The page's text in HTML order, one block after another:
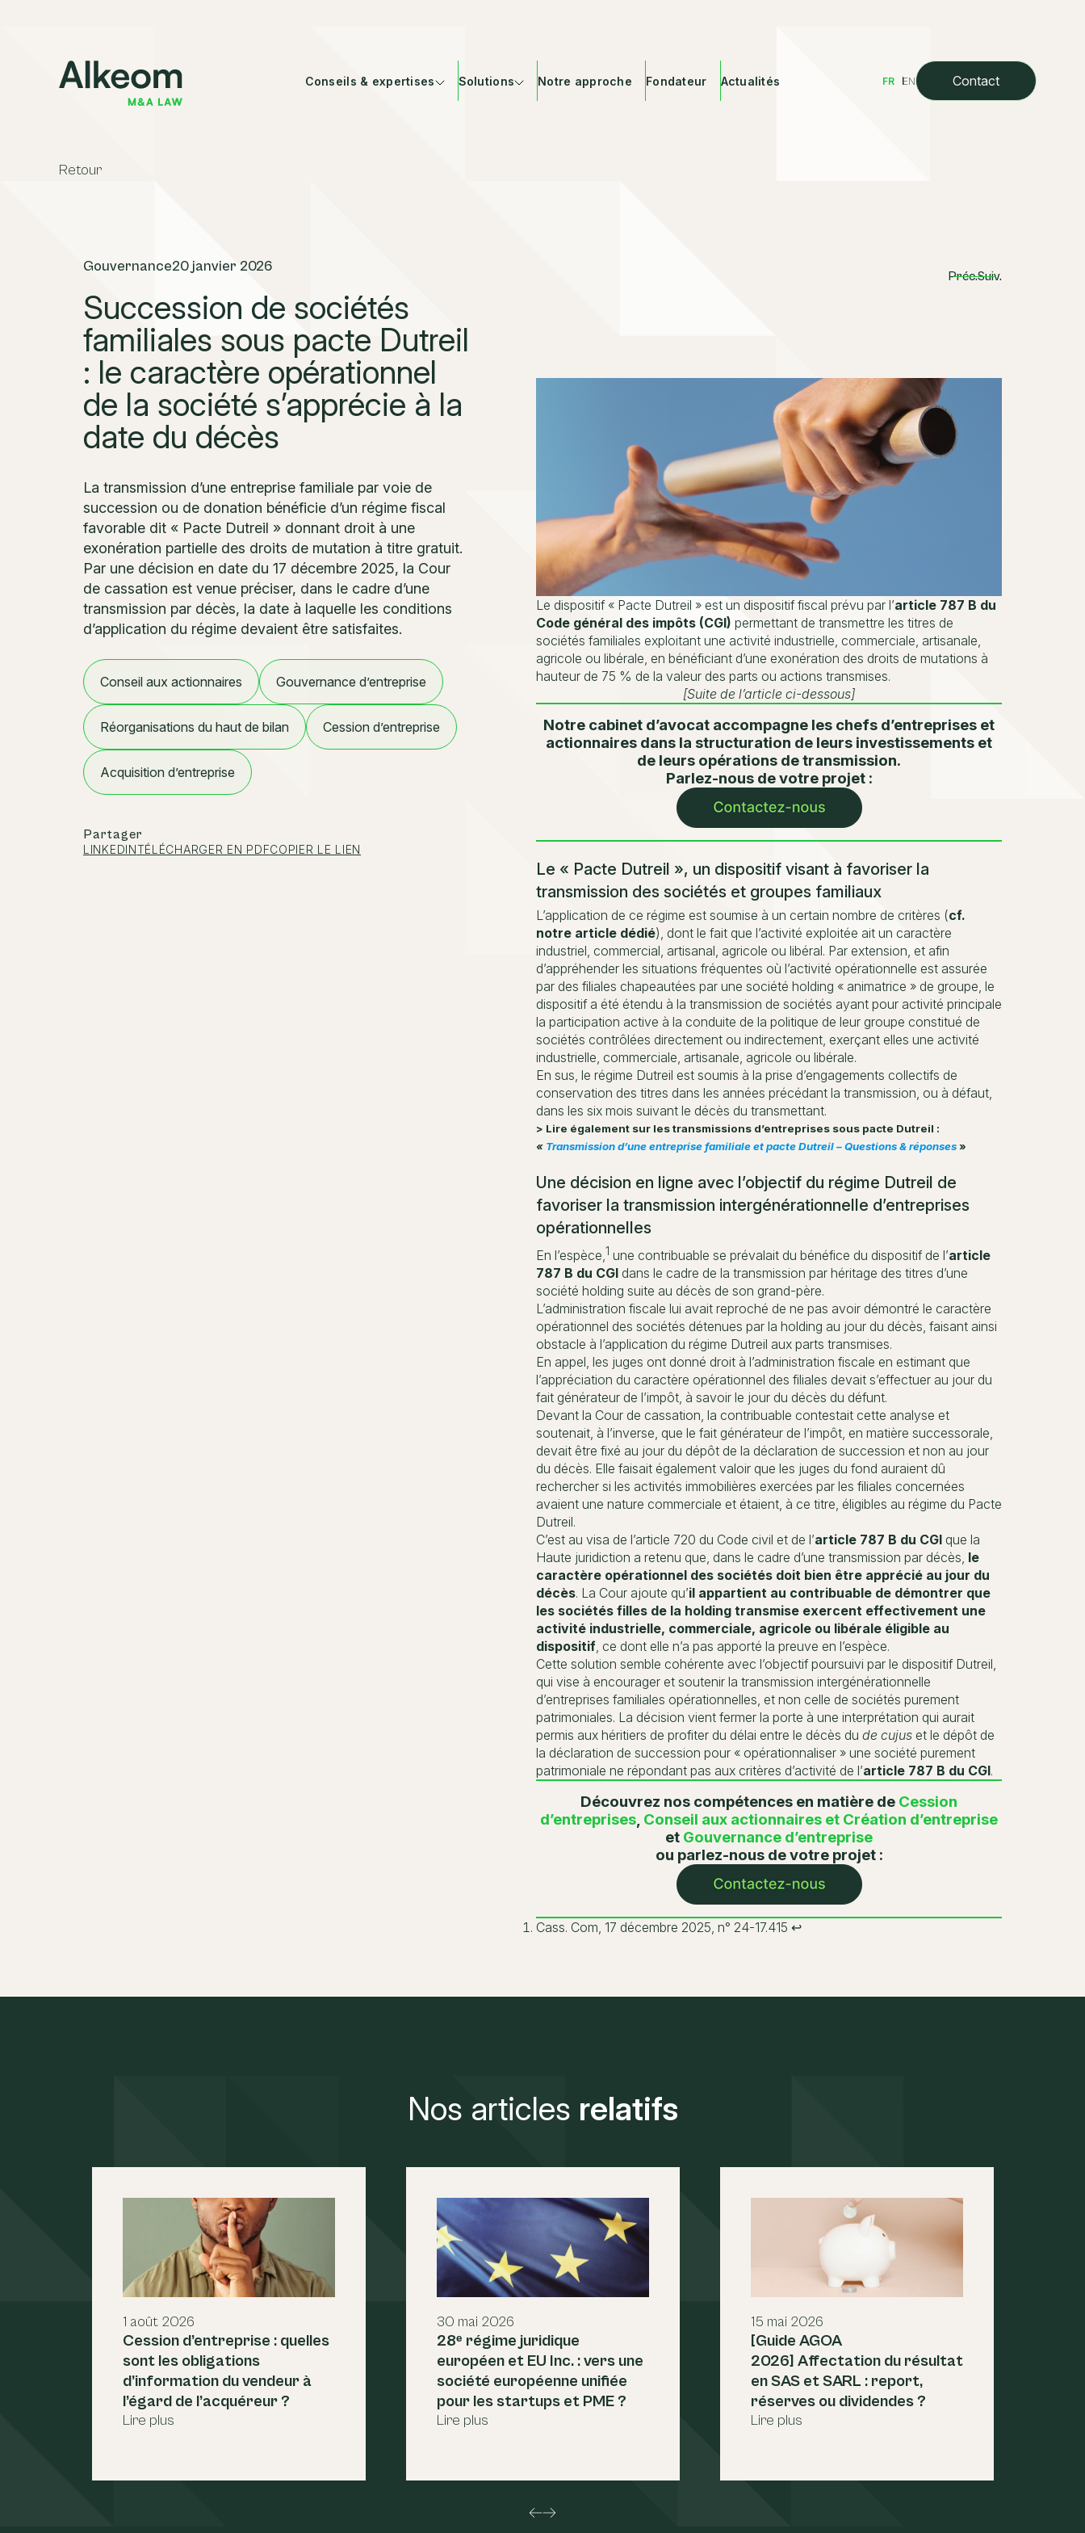
Conseils & expertises Solutions Notre approche Fondateur Actualités FR EN Contact
Retour
Préc.Suiv.
Gouvernance20 janvier 2026
Succession de sociétés
familiales sous pacte Dutreil
: le caractère opérationnel
de la société s’apprécie à la
date du décès
La transmission d’une entreprise familiale par voie de
succession ou de donation bénéficie d’un régime fiscal
favorable dit « Pacte Dutreil » donnant droit à une
exonération partielle des droits de mutation à titre gratuit.
Par une décision en date du 17 décembre 2025, la Cour
de cassation est venue préciser, dans le cadre d’une
transmission par décès, la date à laquelle les conditions
d’application du régime devaient être satisfaites.
Conseil aux actionnaires Gouvernance d’entreprise
Réorganisations du haut de bilan Cession d’entreprise
Acquisition d’entreprise
Partager
LINKEDINTÉLÉCHARGER EN PDFCOPIER LE LIEN
Le dispositif « Pacte Dutreil » est un dispositif fiscal prévu par l’article 787 B du
Code général des impôts (CGI) permettant de transmettre les titres de
sociétés familiales exploitant une activité industrielle, commerciale, artisanale,
agricole ou libérale, en bénéficiant d’une exonération des droits de mutations à
hauteur de 75 % de la valeur des parts ou actions transmises.
[Suite de l’article ci-dessous]
Notre cabinet d’avocat accompagne les chefs d’entreprises et
actionnaires dans la structuration de leurs investissements et
de leurs opérations de transmission.
Parlez-nous de votre projet :
Le « Pacte Dutreil », un dispositif visant à favoriser la
transmission des sociétés et groupes familiaux
L’application de ce régime est soumise à un certain nombre de critères (cf.
notre article dédié), dont le fait que l’activité exploitée ait un caractère
industriel, commercial, artisanal, agricole ou libéral. Par extension, et afin
d’appréhender les situations fréquentes où l’activité opérationnelle est assurée
par des filiales chapeautées par une société holding « animatrice » de groupe, le
dispositif a été étendu à la transmission de sociétés ayant pour activité principale
la participation active à la conduite de la politique de leur groupe constitué de
sociétés contrôlées directement ou indirectement, exerçant elles une activité
industrielle, commerciale, artisanale, agricole ou libérale.
En sus, le régime Dutreil est soumis à la prise d’engagements collectifs de
conservation des titres dans les années précédant la transmission, ou à défaut,
dans les six mois suivant le décès du transmettant.
> Lire également sur les transmissions d’entreprises sous pacte Dutreil :
« Transmission d’une entreprise familiale et pacte Dutreil – Questions & réponses»
Une décision en ligne avec l’objectif du régime Dutreil de
favoriser la transmission intergénérationnelle d’entreprises
opérationnelles
En l’espèce,1 une contribuable se prévalait du bénéfice du dispositif de l’article
787 B du CGI dans le cadre de la transmission par héritage des titres d’une
société holding suite au décès de son grand-père.
L’administration fiscale lui avait reproché de ne pas avoir démontré le caractère
opérationnel des sociétés détenues par la holding au jour du décès, faisant ainsi
obstacle à l’application du régime Dutreil aux parts transmises.
En appel, les juges ont donné droit à l’administration fiscale en estimant que
l’appréciation du caractère opérationnel des filiales devait s’effectuer au jour du
fait générateur de l’impôt, à savoir le jour du décès du défunt.
Devant la Cour de cassation, la contribuable contestait cette analyse et
soutenait, à l’inverse, que le fait générateur de l’impôt, en matière successorale,
devait être fixé au jour du dépôt de la déclaration de succession et non au jour
du décès. Elle faisait également valoir que les juges du fond auraient dû
rechercher si les activités immobilières exercées par les filiales concernées
avaient une nature commerciale et étaient, à ce titre, éligibles au régime du Pacte
Dutreil.
C’est au visa de l’article 720 du Code civil et de l’article 787 B du CGI que la
Haute juridiction a retenu que, dans le cadre d’une transmission par décès, le
caractère opérationnel des sociétés doit bien être apprécié au jour du
décès. La Cour ajoute qu’il appartient au contribuable de démontrer que
les sociétés filles de la holding transmise exercent effectivement une
activité industrielle, commerciale, agricole ou libérale éligible au
dispositif, ce dont elle n’a pas apporté la preuve en l’espèce.
Cette solution semble cohérente avec l’objectif poursuivi par le dispositif Dutreil,
qui vise à encourager et soutenir la transmission intergénérationnelle
d’entreprises familiales opérationnelles, et non celle de sociétés purement
patrimoniales. La décision vient fermer la porte à une interprétation qui aurait
permis aux héritiers de profiter du délai entre le décès du de cujus et le dépôt de
la déclaration de succession pour « opérationnaliser » une société purement
patrimoniale ne répondant pas aux critères d’activité de l’article 787 B du CGI.
Découvrez nos compétences en matière de Cession
d’entreprises, Conseil aux actionnaires et Création d’entreprise
et Gouvernance d’entreprise
ou parlez-nous de votre projet :
Cass. Com, 17 décembre 2025, n° 24-17.415 ↩︎
Nos articles relatifs
1 août 2026
Cession d’entreprise : quelles
sont les obligations
d’information du vendeur à
l’égard de l’acquéreur ?
Lire plus
30 mai 2026
28ᵉ régime juridique
européen et EU Inc. : vers une
société européenne unifiée
pour les startups et PME ?
Lire plus
15 mai 2026
[Guide AGOA
2026] Affectation du résultat
en SAS et SARL : report,
réserves ou dividendes ?
Lire plus